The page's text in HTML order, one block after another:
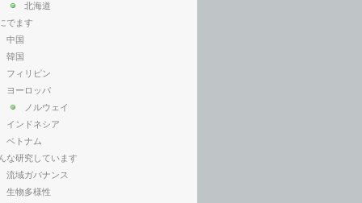
北海道
でます
中国
韓国
フィリピン
ヨーロッパ
ノルウェイ
インドネシア
ベトナム
な研究しています
流域ガバナンス
生物多様性